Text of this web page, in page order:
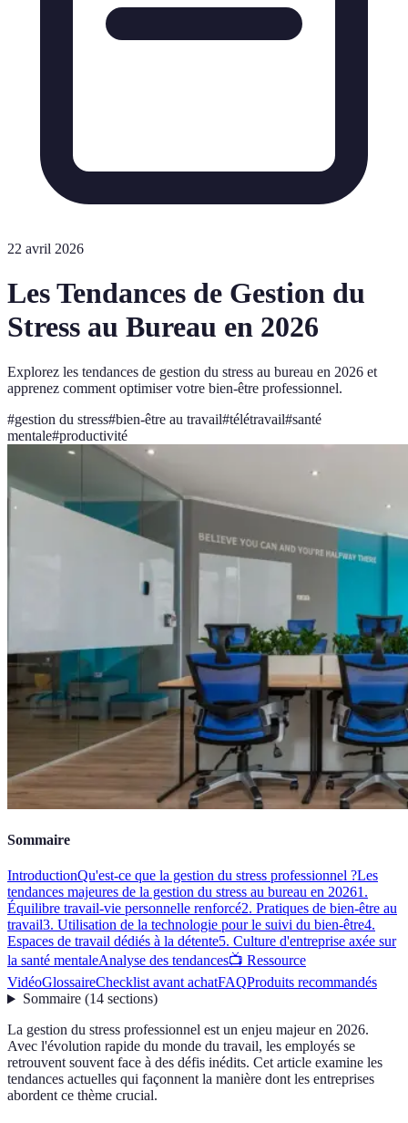
22 avril 2026
Les Tendances de Gestion du
Stress au Bureau en 2026
Explorez les tendances de gestion du stress au bureau en 2026 et
apprenez comment optimiser votre bien-être professionnel.
#gestion du stress#bien-être au travail#télétravail#santé
mentale#productivité
Sommaire
IntroductionQu'est-ce que la gestion du stress professionnel ?Les
tendances majeures de la gestion du stress au bureau en 20261.
Équilibre travail-vie personnelle renforcé2. Pratiques de bien-être au
travail3. Utilisation de la technologie pour le suivi du bien-être4.
Espaces de travail dédiés à la détente5. Culture d'entreprise axée sur
la santé mentaleAnalyse des tendances📺 Ressource
VidéoGlossaireChecklist avant achatFAQProduits recommandés
Sommaire(14 sections)
La gestion du stress professionnel est un enjeu majeur en 2026.
Avec l'évolution rapide du monde du travail, les employés se
retrouvent souvent face à des défis inédits. Cet article examine les
tendances actuelles qui façonnent la manière dont les entreprises
abordent ce thème crucial.